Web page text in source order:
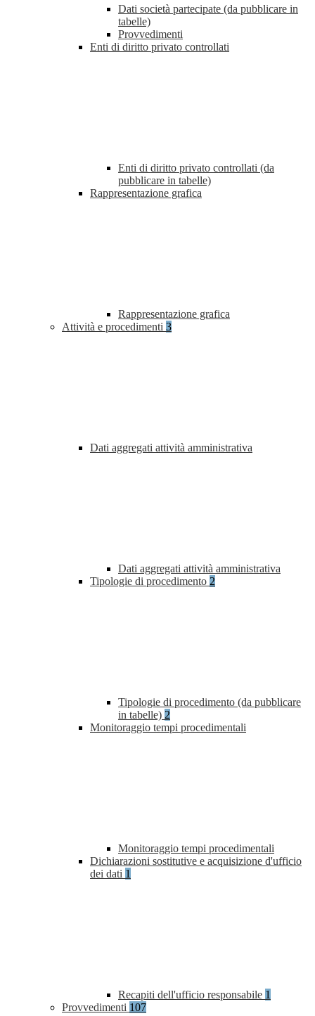
Dati società partecipate (da pubblicare in
tabelle)
Provvedimenti
Enti di diritto privato controllati
Enti di diritto privato controllati (da
pubblicare in tabelle)
Rappresentazione grafica
Rappresentazione grafica
Attività e procedimenti 3
Dati aggregati attività amministrativa
Dati aggregati attività amministrativa
Tipologie di procedimento 2
Tipologie di procedimento (da pubblicare
in tabelle) 2
Monitoraggio tempi procedimentali
Monitoraggio tempi procedimentali
Dichiarazioni sostitutive e acquisizione d'ufficio
dei dati 1
Recapiti dell'ufficio responsabile 1
Provvedimenti 107